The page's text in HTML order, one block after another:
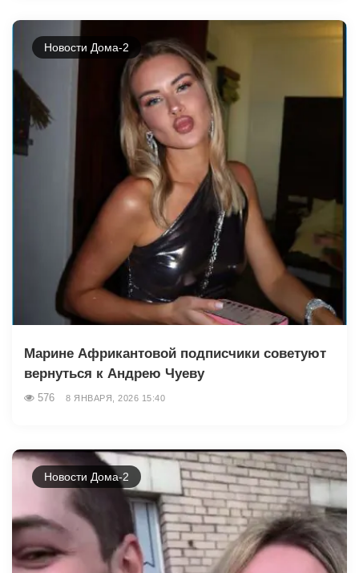
Новости Дома-2
Марине Африкантовой подписчики советуют
вернуться к Андрею Чуеву
576 8 ЯНВАРЯ, 2026 15:40
Новости Дома-2